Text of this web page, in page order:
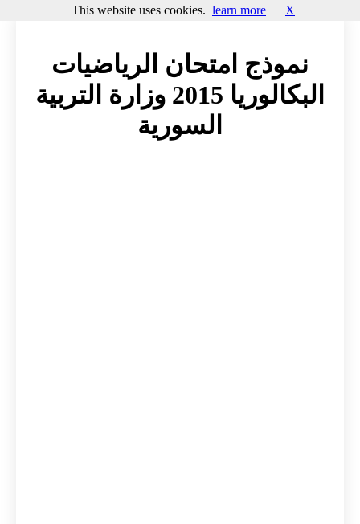
نموذج امتحان الرياضيات
البكالوريا 2015 وزارة التربية
السورية
This website uses cookies. learn more X